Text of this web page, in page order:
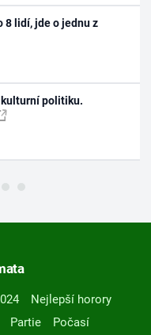
8 lidí, jde o jednu z
politiku.
Nejlepší horory
Partie
Počasí